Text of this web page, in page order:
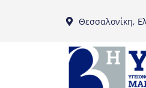
Θεσσαλονίκη,